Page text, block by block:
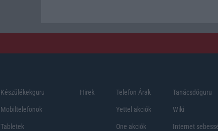
Készülékekguru
Mobiltelefonok
Tabletek
Hirek Telefon Árak
Yettel akciók
One akciók
Tanácsdóguru
Wiki
Internet